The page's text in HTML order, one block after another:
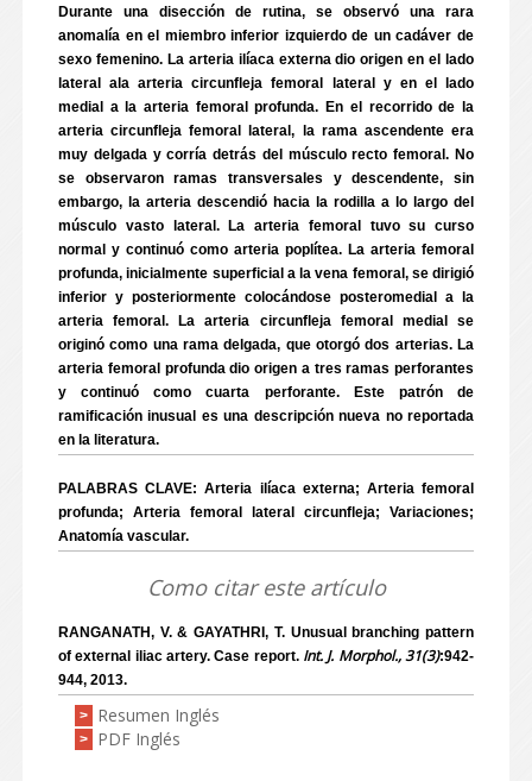
Durante una disección de rutina, se observó una rara
anomalía en el miembro inferior izquierdo de un cadáver de
sexo femenino. La arteria ilíaca externa dio origen en el lado
lateral ala arteria circunfleja femoral lateral y en el lado
medial a la arteria femoral profunda. En el recorrido de la
arteria circunfleja femoral lateral, la rama ascendente era
muy delgada y corría detrás del músculo recto femoral. No
se observaron ramas transversales y descendente, sin
embargo, la arteria descendió hacia la rodilla a lo largo del
músculo vasto lateral. La arteria femoral tuvo su curso
normal y continuó como arteria poplítea. La arteria femoral
profunda, inicialmente superficial a la vena femoral, se dirigió
inferior y posteriormente colocándose posteromedial a la
arteria femoral. La arteria circunfleja femoral medial se
originó como una rama delgada, que otorgó dos arterias. La
arteria femoral profunda dio origen a tres ramas perforantes
y continuó como cuarta perforante. Este patrón de
ramificación inusual es una descripción nueva no reportada
en la literatura.
PALABRAS CLAVE: Arteria ilíaca externa; Arteria femoral
profunda; Arteria femoral lateral circunfleja; Variaciones;
Anatomía vascular.
Como citar este artículo
RANGANATH, V. & GAYATHRI, T. Unusual branching pattern
of external iliac artery. Case report. Int. J. Morphol., 31(3):942-
944, 2013.
> Resumen Inglés
> PDF Inglés